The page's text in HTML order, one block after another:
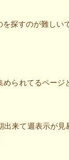
探すのが難しい
られてるページ
来て週表示が